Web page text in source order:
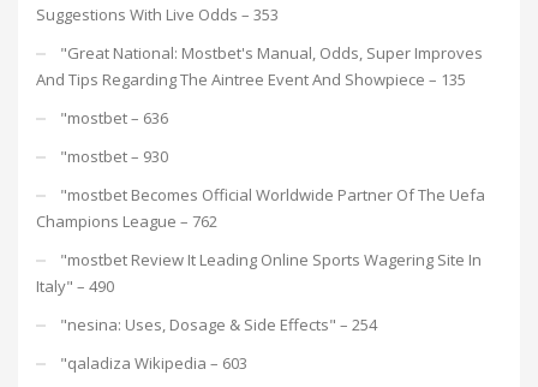
Suggestions With Live Odds – 353
"Great National: Mostbet's Manual, Odds, Super Improves
And Tips Regarding The Aintree Event And Showpiece – 135
"mostbet – 636
"mostbet – 930
"mostbet Becomes Official Worldwide Partner Of The Uefa
Champions League – 762
"mostbet Review It Leading Online Sports Wagering Site In
Italy" – 490
"nesina: Uses, Dosage & Side Effects" – 254
"qaladiza Wikipedia – 603